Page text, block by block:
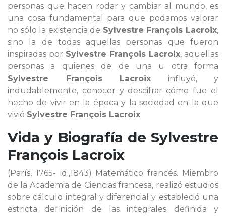
personas que hacen rodar y cambiar al mundo, es
una cosa fundamental para que podamos valorar
no sólo la existencia de Sylvestre François Lacroix,
sino la de todas aquellas personas que fueron
inspiradas por Sylvestre François Lacroix, aquellas
personas a quienes de de una u otra forma
Sylvestre François Lacroix influyó, y
indudablemente, conocer y descifrar cómo fue el
hecho de vivir en la época y la sociedad en la que
vivió Sylvestre François Lacroix.
Vida y Biografía de Sylvestre
François Lacroix
(París, 1765- id.,1843) Matemático francés. Miembro
de la Academia de Ciencias francesa, realizó estudios
sobre cálculo integral y diferencial y estableció una
estricta definición de las integrales definida y